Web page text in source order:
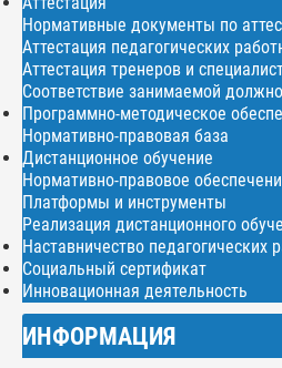
Нормативные документы по
Аттестация педагогических
Аттестация тренеров и
Соответствие занимаемой
Программно-методическое
Нормативно-правовая база
Дистанционное обучение
Нормативно-правовое
Платформы и инструменты
Реализация дистанционного
Наставничество педагогических
Социальный сертификат
Инновационная деятельность
ИНФОРМАЦИЯ